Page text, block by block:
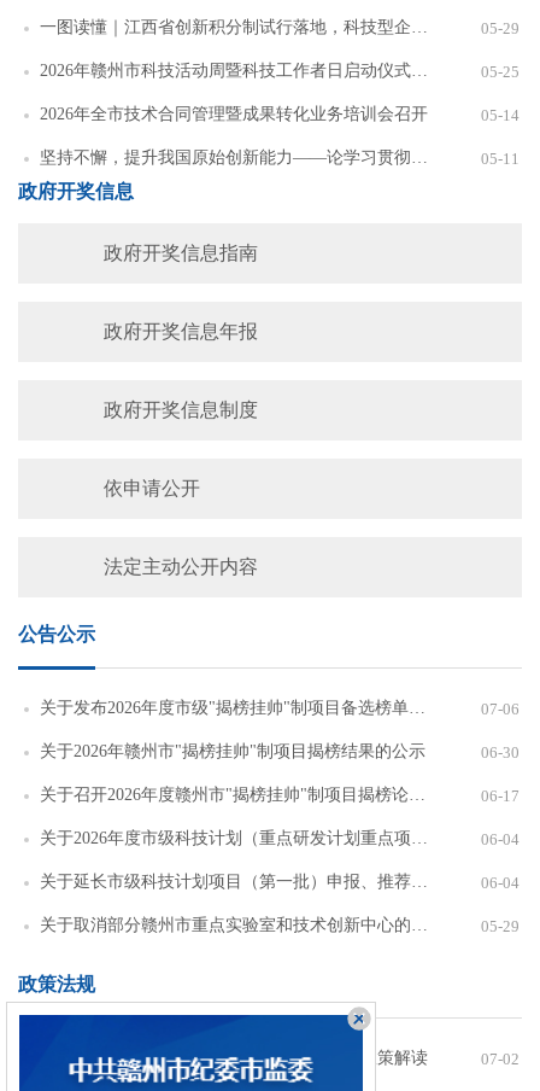
一图读懂｜江西省创新积分制试行落地，科技型企业如何"凭分获益"？ 05-29
2026年赣州市科技活动周暨科技工作者日启动仪式在赣县启幕 05-25
2026年全市技术合同管理暨成果转化业务培训会召开 05-14
坚持不懈，提升我国原始创新能力——论学习贯彻习近平总书记在加强基础研究座谈会上重要讲话 05-11
政府开奖信息
政府开奖信息指南
政府开奖信息年报
政府开奖信息制度
依申请公开
法定主动公开内容
公告公示
关于发布2026年度市级"揭榜挂帅"制项目备选榜单的通知 07-06
关于2026年赣州市"揭榜挂帅"制项目揭榜结果的公示 06-30
关于召开2026年度赣州市"揭榜挂帅"制项目揭榜论证会议的通知 06-17
关于2026年度市级科技计划（重点研发计划重点项目）拟立项项目的公示 06-04
关于延长市级科技计划项目（第一批）申报、推荐截止时间的公告 06-04
关于取消部分赣州市重点实验室和技术创新中心的公示 05-29
政策法规
【政策解读】《赣州市科技项目监督办法》政策解读 07-02